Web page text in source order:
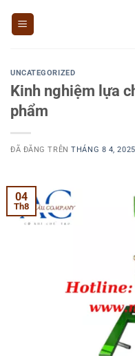
UNCATEGORIZED
Kinh nghiệm lựa
phẩm
ĐÃ ĐĂNG TRÊNTHÁNG 8 4, 2025
04
Th8